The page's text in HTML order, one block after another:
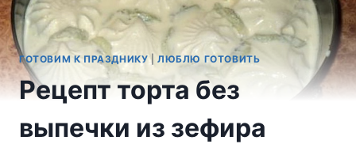
ГОТОВИМ К ПРАЗДНИКУ|ЛЮБЛЮ ГОТОВИТЬ
Рецепт торта без
выпечки из зефира